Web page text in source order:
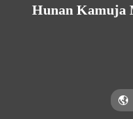
Hunan Kamuja